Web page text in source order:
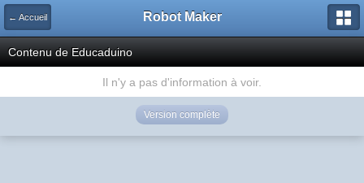
← Accueil Robot Maker
Contenu de Educaduino
Il n'y a pas d'information à voir.
Version complète